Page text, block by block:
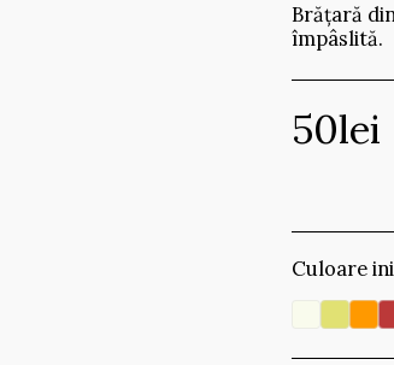
Brățară
împâslită.
50lei
Culoare